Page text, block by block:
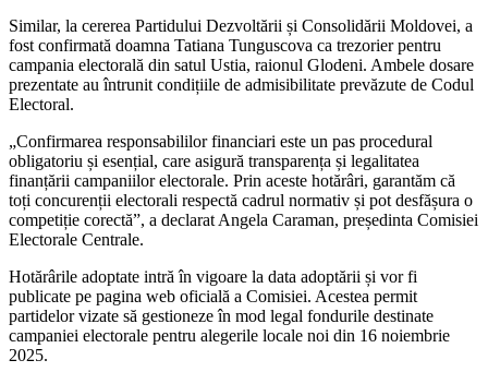
Similar, la cererea Partidului Dezvoltării și Consolidării Moldovei, a
fost confirmată doamna Tatiana Tunguscova ca trezorier pentru
campania electorală din satul Ustia, raionul Glodeni. Ambele dosare
prezentate au întrunit condițiile de admisibilitate prevăzute de Codul
Electoral.
„Confirmarea responsabililor financiari este un pas procedural
obligatoriu și esențial, care asigură transparența și legalitatea
finanțării campaniilor electorale. Prin aceste hotărâri, garantăm că
toți concurenții electorali respectă cadrul normativ și pot desfășura o
competiție corectă”, a declarat Angela Caraman, președinta Comisiei
Electorale Centrale.
Hotărârile adoptate intră în vigoare la data adoptării și vor fi
publicate pe pagina web oficială a Comisiei. Acestea permit
partidelor vizate să gestioneze în mod legal fondurile destinate
campaniei electorale pentru alegerile locale noi din 16 noiembrie
2025.